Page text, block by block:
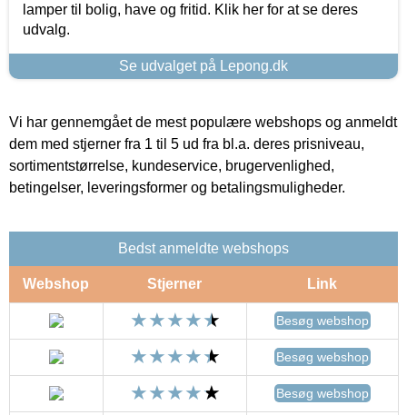
lamper til bolig, have og fritid. Klik her for at se deres
udvalg.
Se udvalget på Lepong.dk
Vi har gennemgået de mest populære webshops og anmeldt
dem med stjerner fra 1 til 5 ud fra bl.a. deres prisniveau,
sortimentstørrelse, kundeservice, brugervenlighed,
betingelser, leveringsformer og betalingsmuligheder.
Bedst anmeldte webshops
Webshop Stjerner Link
Besøg webshop
Besøg webshop
Besøg webshop